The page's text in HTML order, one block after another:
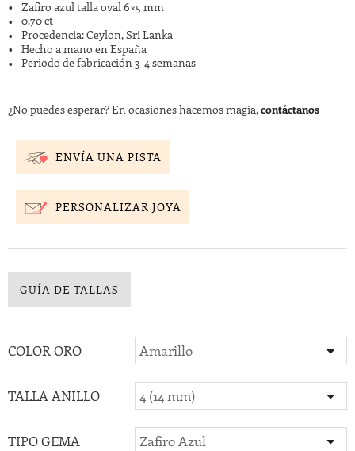
Zafiro azul talla oval 6×5 mm
0.70 ct
Procedencia: Ceylon, Sri Lanka
Hecho a mano en España
Periodo de fabricación 3-4 semanas
¿No puedes esperar? En ocasiones hacemos magia,contáctanos
ENVÍA UNA PISTA
PERSONALIZAR JOYA
GUÍA DE TALLAS
COLOR ORO
TALLA ANILLO
TIPO GEMA